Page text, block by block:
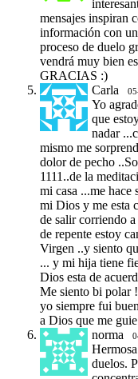
mensajes inspiran
información con
proceso de duelo
vendrá muy bien
GRACIAS :)
Carla
Yo
que
nadar
mismo me
dolor de pecho
1111..de la
mi casa ...me hace
mi Dios y me esta
de salir corriendo
de repente estoy
Virgen ..y siento
... y mi hija tiene
Dios esta de
Me siento bi polar
yo siempre fui
a Dios que me
norma
duelos.